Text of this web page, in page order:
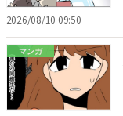
2026/08/10 09:50
マンガ